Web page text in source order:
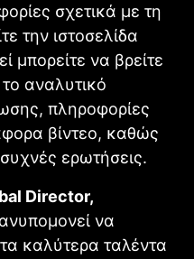
σχετικά με τη
την ιστοσελίδα
μπορείτε να βρείτε
αναλυτικό
πληροφορίες
βίντεο, καθώς
ερωτήσεις.
Director,
ανυπομονεί να
καλύτερα ταλέντα